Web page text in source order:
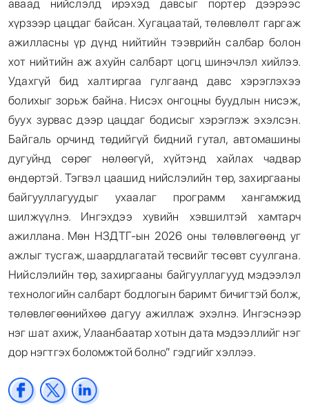
аваад нийслэлд ирэхэд давсыг портер дээрээс
хүрзээр цацдаг байсан. Хугацаатай, төлөвлөлт гаргаж
ажилласны үр дүнд нийтийн тээврийн салбар болон
хот нийтийн аж ахуйн салбарт цогц шинэчлэл хийлээ.
Удахгүй бид халтиргаа гулгаанд давс хэрэглэхээ
болихыг зорьж байна. Нисэх онгоцны буудлын нисэж,
буух зурвас дээр цацдаг бодисыг хэрэглэж эхэлсэн.
Байгаль орчинд төдийгүй бидний гутал, автомашины
дугуйнд сөрөг нөлөөгүй, хүйтэнд хайлах чадвар
өндөртэй. Тэгвэл цаашид нийслэлийн төр, захиргааны
байгууллагуудыг ухаалаг программ хангамжид
шилжүүлнэ. Ингэхдээ хувийн хэвшилтэй хамтарч
ажиллана. Мөн НЗДТГ-ын 2026 оны төлөвлөгөөнд уг
ажлыг тусгаж, шаардлагатай төсвийг төсөвт суулгана.
Нийслэлийн төр, захиргааны байгууллагууд мэдээлэл
технологийн салбарт бодлогын баримт бичигтэй болж,
төлөвлөгөөнийхөө дагуу ажиллаж эхэлнэ. Ингэснээр
нэг шат ахиж, Улаанбаатар хотын дата мэдээллийг нэг
дор нэгтгэх боломжтой болно” гэдгийг хэллээ.